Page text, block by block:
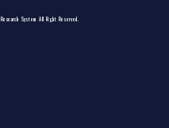
System All Right Reserved.